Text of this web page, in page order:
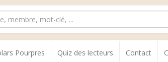
Pourpres Quiz des lecteurs Contact